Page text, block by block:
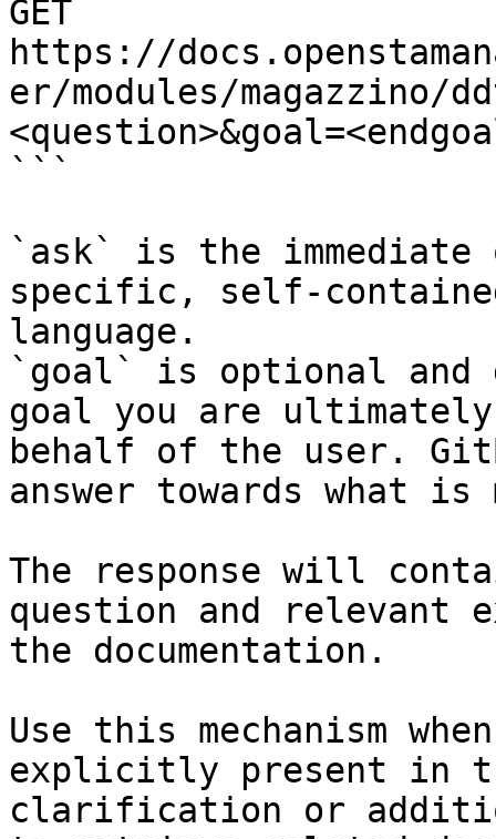
GET
https://
er/modules/magazzino/
```
`ask` is the
specific, self-
language.
`goal` is optional and
goal you are
behalf of the user.
answer towards what
The response will
question and relevant
the documentation.
Use this mechanism
explicitly present in
clarification or